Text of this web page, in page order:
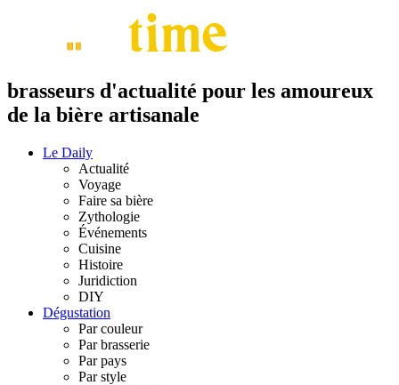
brasseurs d'actualité pour les amoureux
de la bière artisanale
Le Daily
Actualité
Voyage
Faire sa bière
Zythologie
Événements
Cuisine
Histoire
Juridiction
DIY
Dégustation
Par couleur
Par brasserie
Par pays
Par style